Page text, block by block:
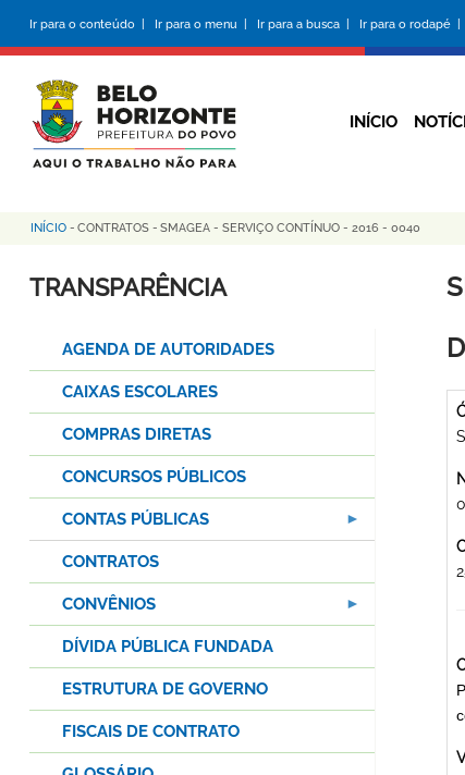
conteúdo
principal
Ir para o conteúdo | Ir para o menu | Ir para a busca | Ir para o rodapé |
INÍCIO
Trilha
de
INÍCIO - CONTRATOS - SMAGEA - SERVIÇO CONTÍNUO - 2016 - 0040
TRANSPARÊNCIA
AGENDA DE AUTORIDADES
CAIXAS ESCOLARES
COMPRAS DIRETAS
CONCURSOS PÚBLICOS
CONTAS PÚBLICAS
CONTRATOS
CONVÊNIOS
DÍVIDA PÚBLICA FUNDADA
ESTRUTURA DE GOVERNO
FISCAIS DE CONTRATO